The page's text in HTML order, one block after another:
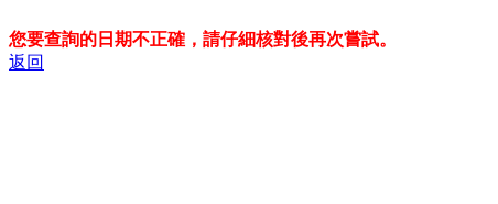
您要查詢的日期不正確，請仔細核對後再次嘗試。
返回